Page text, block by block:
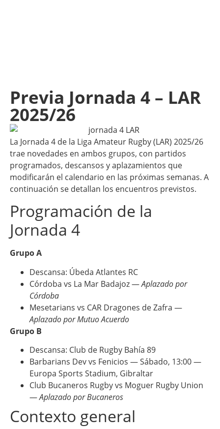
Previa Jornada 4 – LAR
2025/26
La Jornada 4 de la Liga Amateur Rugby (LAR) 2025/26
trae novedades en ambos grupos, con partidos
programados, descansos y aplazamientos que
modificarán el calendario en las próximas semanas. A
continuación se detallan los encuentros previstos.
Programación de la
Jornada 4
Grupo A
Descansa: Úbeda Atlantes RC
Córdoba vs La Mar Badajoz —Aplazado por
Córdoba
Mesetarians vs CAR Dragones de Zafra —
Aplazado por Mutuo Acuerdo
Grupo B
Descansa: Club de Rugby Bahía 89
Barbarians Dev vs Fenicios — Sábado, 13:00 —
Europa Sports Stadium, Gibraltar
Club Bucaneros Rugby vs Moguer Rugby Union
—Aplazado por Bucaneros
Contexto general